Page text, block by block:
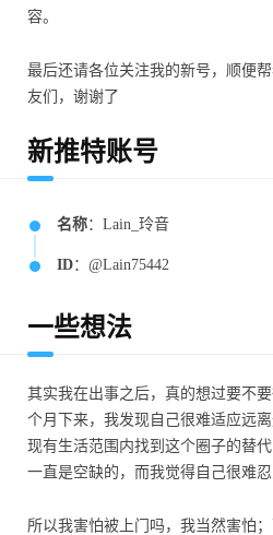
容。
最后还请各位关注我的新号，顺便
友们，谢谢了
新推特账号
名称：Lain_玲音
ID：@Lain75442
一些想法
其实我在出事之后，真的想过要不
个月下来，我发现自己很难适应远
现有生活范围内找到这个圈子的替
一直是空缺的，而我觉得自己很难忍
所以我害怕被上门吗，我当然害怕